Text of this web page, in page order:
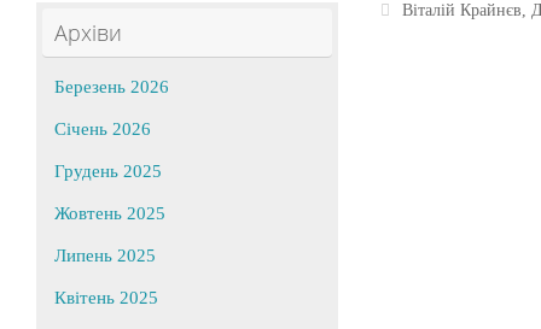
Віталій Крайнєв,
Архіви
Березень 2026
Січень 2026
Грудень 2025
Жовтень 2025
Липень 2025
Квітень 2025